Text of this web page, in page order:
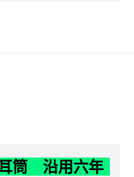
筒 沿用六年